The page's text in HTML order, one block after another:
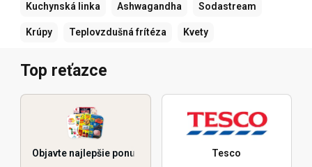
Kuchynská linka Ashwagandha Sodastream
Krúpy Teplovzdušná frítéza Kvety
Top reťazce
Objavte najlepšie ponuky Tesco